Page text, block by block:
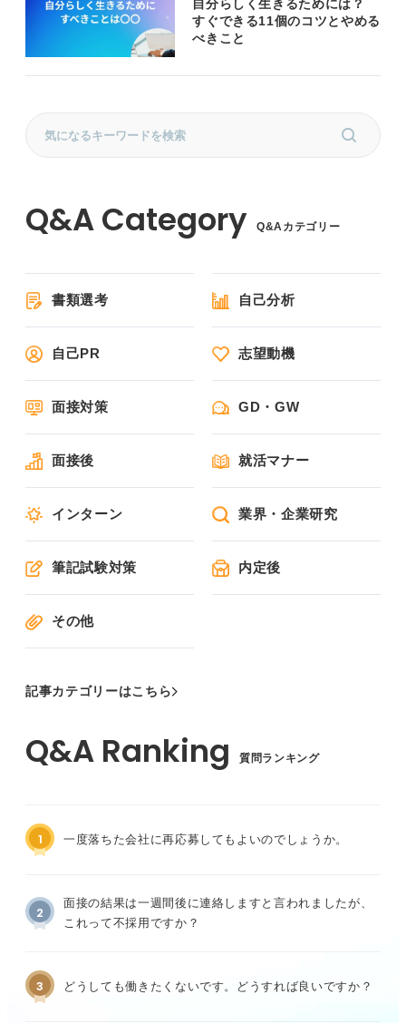
自分らしく生きるためには？
すぐできる11個のコツとやめる
べきこと
Q&Aカテゴリー
書類選考 自己分析
自己PR 志望動機
面接対策 GD・GW
面接後 就活マナー
インターン 業界・企業研究
筆記試験対策 内定後
その他
記事カテゴリーはこちら
質問ランキング
1 一度落ちた会社に再応募してもよいのでしょうか。
2
面接の結果は一週間後に連絡しますと言われましたが、
これって不採用ですか？
3 どうしても働きたくないです。どうすれば良いですか？